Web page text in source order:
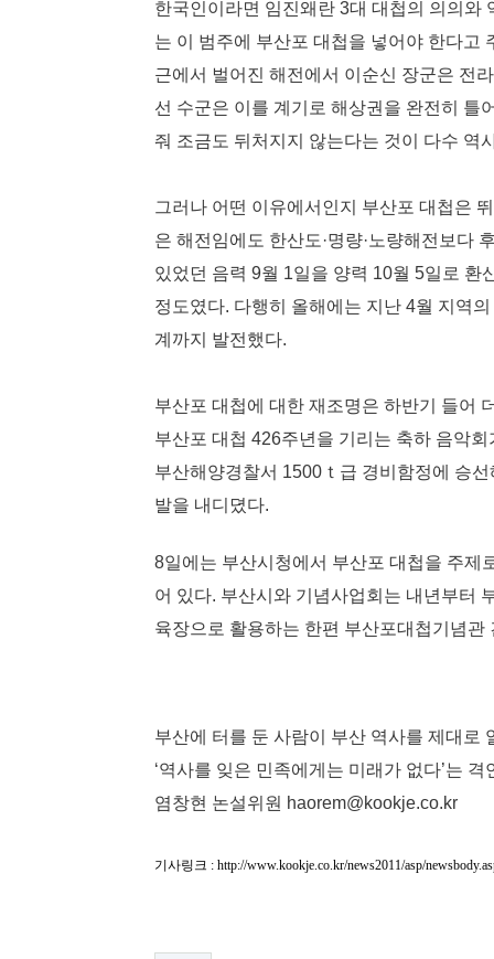
한국인이라면 임진왜란 3대 대첩의 의의와
는 이 범주에 부산포 대첩을 넣어야 한다고
근에서 벌어진 해전에서 이순신 장군은 전
선 수군은 이를 계기로 해상권을 완전히 틀
줘 조금도 뒤처지지 않는다는 것이 다수 역
그러나 어떤 이유에서인지 부산포 대첩은
은 해전임에도 한산도·명량·노량해전보다
있었던 음력 9월 1일을 양력 10월 5일로 환
정도였다. 다행히 올해에는 지난 4월 지역
계까지 발전했다.
부산포 대첩에 대한 재조명은 하반기 들어
부산포 대첩 426주년을 기리는 축하 음악
부산해양경찰서 1500ｔ급 경비함정에 승
발을 내디뎠다.
8일에는 부산시청에서 부산포 대첩을 주제
어 있다. 부산시와 기념사업회는 내년부터
육장으로 활용하는 한편 부산포대첩기념
부산에 터를 둔 사람이 부산 역사를 제대로
‘역사를 잊은 민족에게는 미래가 없다’는
염창현 논설위원 haorem@kookje.co.kr
기사링크 : http://www.kookje.co.kr/news2011/asp/